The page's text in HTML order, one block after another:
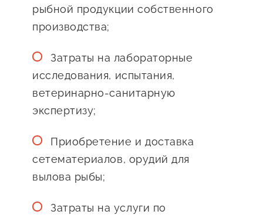
рыбной продукции собственного
производства;
Затраты на лабораторные
исследования, испытания,
ветеринарно-санитарную
экспертизу;
Приобретение и доставка
сетематериалов, орудий для
вылова рыбы;
Затраты на услуги по